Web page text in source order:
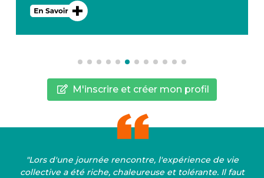
M'inscrire et créer mon profil
"Lors d'une journée rencontre, l'expérience de vie
collective a été riche, chaleureuse et tolérante. Il faut